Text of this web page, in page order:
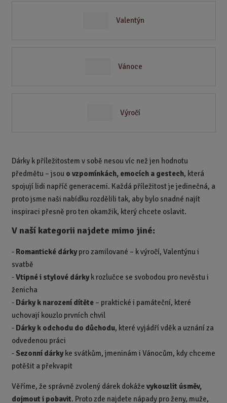
Valentýn
Vánoce
Výročí
Dárky k příležitostem v sobě nesou víc než jen hodnotu
předmětu – jsou o vzpomínkách, emocích a gestech, která
spojují lidi napříč generacemi. Každá příležitost je jedinečná, a
proto jsme naši nabídku rozdělili tak, aby bylo snadné najít
inspiraci přesně pro ten okamžik, který chcete oslavit.
V naší kategorii najdete mimo jiné:
- Romantické dárkypro zamilované – k výročí, Valentýnu i
svatbě
-Vtipné i stylové dárkyk rozlučce se svobodou pro nevěstu i
ženicha
- Dárky k narození dítěte– praktické i památeční, které
uchovají kouzlo prvních chvil
- Dárky k odchodu do důchodu, které vyjádří vděk a uznání za
odvedenou práci
- Sezonní dárkyke svátkům, jmeninám i Vánocům, kdy chceme
potěšit a překvapit
Věříme, že správně zvolený dárek dokáže vykouzlit úsměv,
dojmout i pobavit. Proto zde najdete nápady pro ženy, muže,